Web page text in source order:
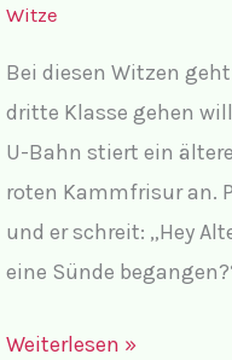
III
Witze
Bei diesen Witzen
dritte Klasse gehen
U-Bahn stiert ein
roten Kammfrisur an.
und er schreit: „Hey
eine Sünde
Witze
Weiterlesen »